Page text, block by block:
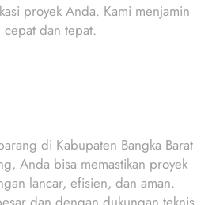
proyek Anda. Kami menjamin
dan tepat.
di Kabupaten Bangka Barat
Anda bisa memastikan proyek
lancar, efisien, dan aman.